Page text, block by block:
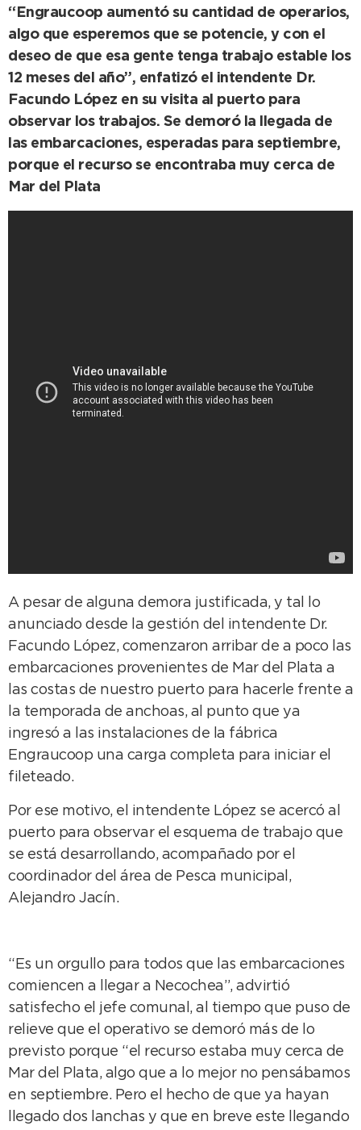
“Engraucoop aumentó su cantidad de operarios,
algo que esperemos que se potencie, y con el
deseo de que esa gente tenga trabajo estable los
12 meses del año”, enfatizó el intendente Dr.
Facundo López en su visita al puerto para
observar los trabajos. Se demoró la llegada de
las embarcaciones, esperadas para septiembre,
porque el recurso se encontraba muy cerca de
Mar del Plata
A pesar de alguna demora justificada, y tal lo
anunciado desde la gestión del intendente Dr.
Facundo López, comenzaron arribar de a poco las
embarcaciones provenientes de Mar del Plata a
las costas de nuestro puerto para hacerle frente a
la temporada de anchoas, al punto que ya
ingresó a las instalaciones de la fábrica
Engraucoop una carga completa para iniciar el
fileteado.
Por ese motivo, el intendente López se acercó al
puerto para observar el esquema de trabajo que
se está desarrollando, acompañado por el
coordinador del área de Pesca municipal,
Alejandro Jacín.
“Es un orgullo para todos que las embarcaciones
comiencen a llegar a Necochea”, advirtió
satisfecho el jefe comunal, al tiempo que puso de
relieve que el operativo se demoró más de lo
previsto porque “el recurso estaba muy cerca de
Mar del Plata, algo que a lo mejor no pensábamos
en septiembre. Pero el hecho de que ya hayan
llegado dos lanchas y que en breve este llegando